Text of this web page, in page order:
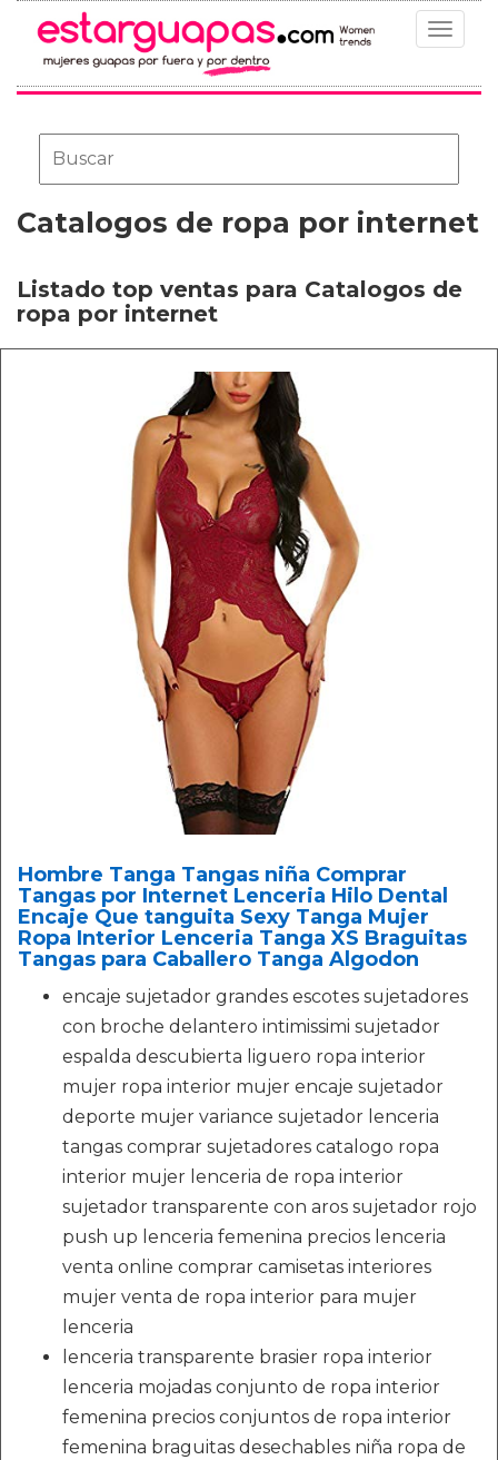
Toggle
Catalogos de ropa por internet
Listado top ventas para Catalogos de
ropa por internet
Hombre Tanga Tangas niña Comprar
Tangas por Internet Lenceria Hilo Dental
Encaje Que tanguita Sexy Tanga Mujer
Ropa Interior Lenceria Tanga XS Braguitas
Tangas para Caballero Tanga Algodon
encaje sujetador grandes escotes sujetadores
con broche delantero intimissimi sujetador
espalda descubierta liguero ropa interior
mujer ropa interior mujer encaje sujetador
deporte mujer variance sujetador lenceria
tangas comprar sujetadores catalogo ropa
interior mujer lenceria de ropa interior
sujetador transparente con aros sujetador rojo
push up lenceria femenina precios lenceria
venta online comprar camisetas interiores
mujer venta de ropa interior para mujer
lenceria
lenceria transparente brasier ropa interior
lenceria mojadas conjunto de ropa interior
femenina precios conjuntos de ropa interior
femenina braguitas desechables niña ropa de